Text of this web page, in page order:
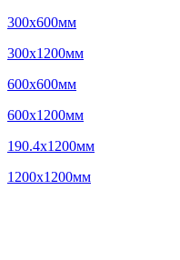
300x600мм
300x1200мм
600x600мм
600x1200мм
190.4x1200мм
1200x1200мм